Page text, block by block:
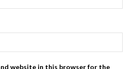
website in this browser for the